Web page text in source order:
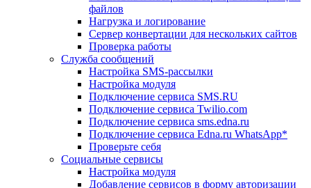
файлов
Нагрузка и логирование
Сервер конвертации для нескольких сайтов
Проверка работы
Служба сообщений
Настройка SMS-рассылки
Настройка модуля
Подключение сервиса SMS.RU
Подключение сервиса Twilio.com
Подключение сервиса sms.edna.ru
Подключение сервиса Edna.ru WhatsApp*
Проверьте себя
Социальные сервисы
Настройка модуля
Добавление сервисов в форму авторизации